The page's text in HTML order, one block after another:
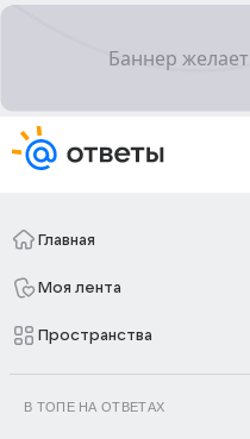
Главная
Моя лента
Пространства
В ТОПЕ НА ОТВЕТАХ